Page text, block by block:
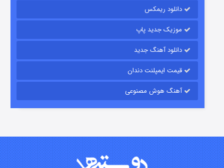
شوگر فصل ۲
دانلود ریمکس
موزیک جدید پاپ
دانلود آهنگ جدید
قیمت ایمپلنت دندان
آهنگ هوش مصنوعی